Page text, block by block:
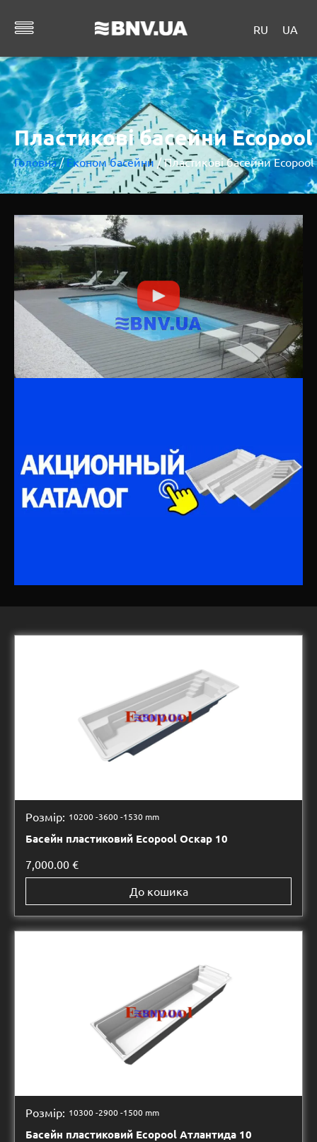
RU UA
Пластикові басейни Ecopool
Головна/Економ басейни/ Пластикові басейни Ecopool
Розмір: 10200 -3600 -1530 mm
Басейн пластиковий Ecopool Оскар 10
7,000.00 €
До кошика
Розмір: 10300 -2900 -1500 mm
Басейн пластиковий Ecopool Атлантида 10